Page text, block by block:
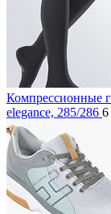
Компрессионные
elegance, 285/286 6